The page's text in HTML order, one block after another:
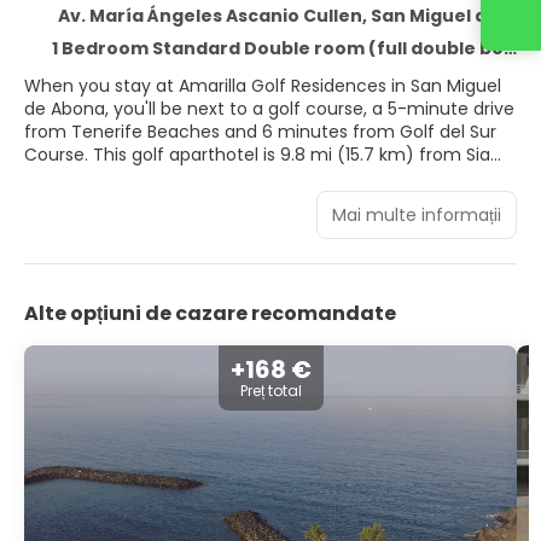
Av. María Ángeles Ascanio Cullen, San Miguel de Abona 38639
1 Bedroom Standard Double room (full double bed) (Child bed is not included, extra bed not included)
When you stay at Amarilla Golf Residences in San Miguel
de Abona, you'll be next to a golf course, a 5-minute drive
from Tenerife Beaches and 6 minutes from Golf del Sur
Course. This golf aparthotel is 9.8 mi (15.7 km) from Siam
Dip into one of the 2 outdoor pools or enjoy other
recreational amenities, which include a 24-hour fitness
center. This aparthotel also features complimentary
rooms featuring kitchens with refrigerators and ovens.
Complimentary wireless internet access is available to
keep you connected. Conveniences include safes and
microwaves, and housekeeping is provided daily.
Grab a bite to eat at Archile, one of the aparthotel's
many dining establishments, which include 2 restaurants
and a coffee shop/cafe. Quench your thirst with your
Mai multe informații
Alte opțiuni de cazare recomandate
+168 €
Preț total